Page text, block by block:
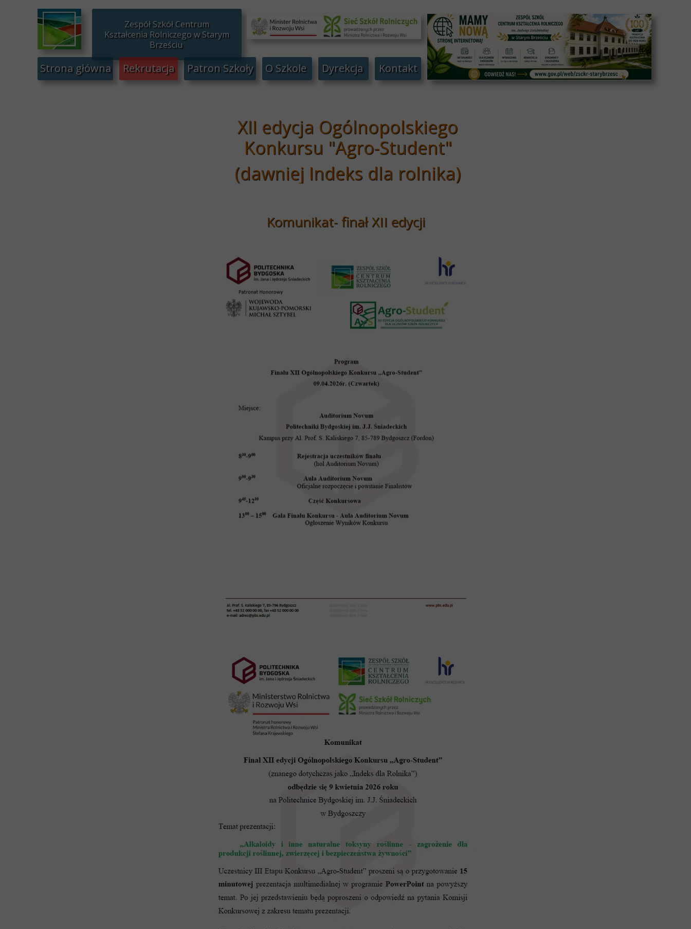
XII edycja Ogólnopolskiego
Konkursu "Agro-Student"
(dawniej Indeks dla rolnika)
Komunikat- finał XII edycji
Rekrutacja Dyrekcja
Strona główna Kontakt
O Szkole
Patron Szkoły
Zespół Szkół Centrum
Kształcenia Rolniczego w Starym
Brześciu